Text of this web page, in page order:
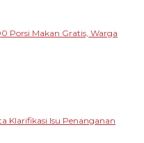
Porsi Makan Gratis, Warga
Klarifikasi Isu Penanganan